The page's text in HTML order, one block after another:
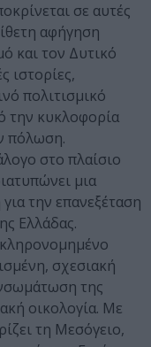
σε αυτές
αφήγηση
και τον Δυτικό
ιστορίες,
πολιτισμικό
την κυκλοφορία
πόλωση.
στο πλαίσιο
μια
την επανεξέταση
Ελλάδας.
κληρονομημένο
σχεσιακή
της
οικολογία. Με
τη Μεσόγειο,